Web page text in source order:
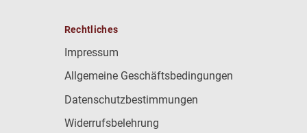
Rechtliches
Impressum
Allgemeine Geschäftsbedingungen
Datenschutzbestimmungen
Widerrufsbelehrung